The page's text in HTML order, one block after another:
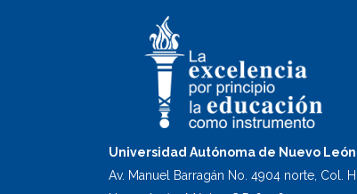
Universidad Autónoma de Nuevo León
Av. Manuel Barragán No. 4904 norte, Col.